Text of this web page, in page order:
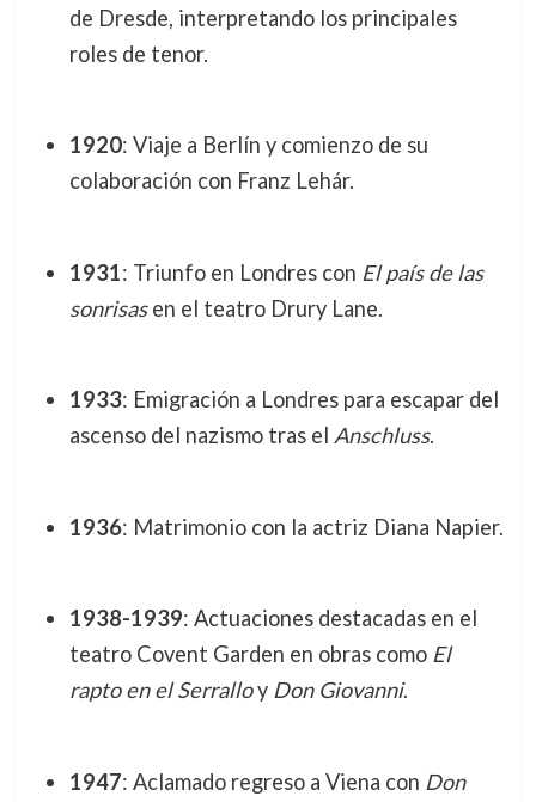
de Dresde, interpretando los principales
roles de tenor.
1920: Viaje a Berlín y comienzo de su
colaboración con Franz Lehár.
1931: Triunfo en Londres con El país de las
sonrisasen el teatro Drury Lane.
1933: Emigración a Londres para escapar del
ascenso del nazismo tras el Anschluss.
1936: Matrimonio con la actriz Diana Napier.
1938-1939: Actuaciones destacadas en el
teatro Covent Garden en obras como El
rapto en el Serralloy Don Giovanni.
1947: Aclamado regreso a Viena con Don